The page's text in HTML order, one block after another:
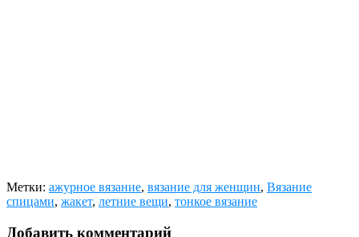
Метки: ажурное вязание, вязание для женщин, Вязание
спицами, жакет, летние вещи, тонкое вязание
Добавить комментарий